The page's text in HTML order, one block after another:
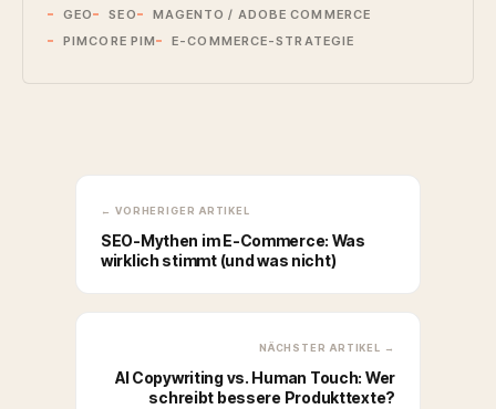
GEO SEO
MAGENTO / ADOBE COMMERCE
PIMCORE PIM
E-COMMERCE-STRATEGIE
← VORHERIGER ARTIKEL
SEO-Mythen im E-Commerce: Was
wirklich stimmt (und was nicht)
NÄCHSTER ARTIKEL →
AI Copywriting vs. Human Touch: Wer
schreibt bessere Produkttexte?